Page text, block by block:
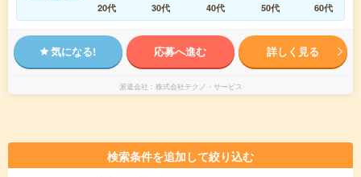
20代
30代 40代 50代 60代
気になる! 応募へ進む 詳しく見る
派遣会社 株式会社テクノ・サービス
検索条件を追加して絞り込む